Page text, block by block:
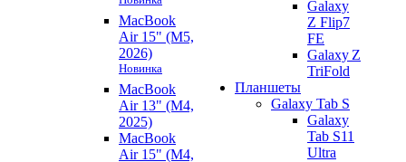
MacBook
Air 15" (M5,
2026)
Новинка
MacBook
Air 13" (M4,
2025)
MacBook
Air 15" (M4,
Galaxy
Z Flip7
FE
Galaxy Z
TriFold
Планшеты
Galaxy Tab S
Galaxy
Tab S11
Ultra